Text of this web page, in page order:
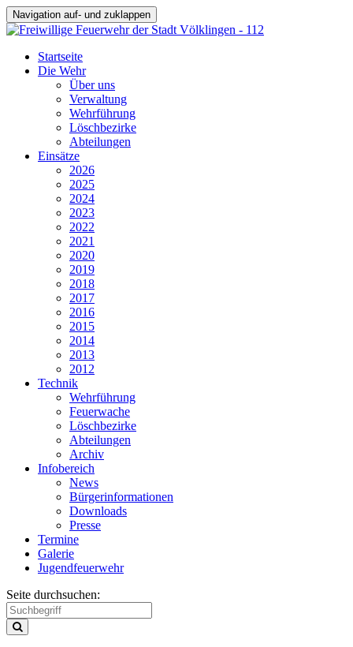
Navigation auf- und zuklappen
Startseite
Die Wehr
Über uns
Verwaltung
Wehrführung
Löschbezirke
Abteilungen
Einsätze
2026
2025
2024
2023
2022
2021
2020
2019
2018
2017
2016
2015
2014
2013
2012
Technik
Wehrführung
Feuerwache
Löschbezirke
Abteilungen
Archiv
Infobereich
News
Bürgerinformationen
Downloads
Presse
Termine
Galerie
Jugendfeuerwehr
Seite durchsuchen: